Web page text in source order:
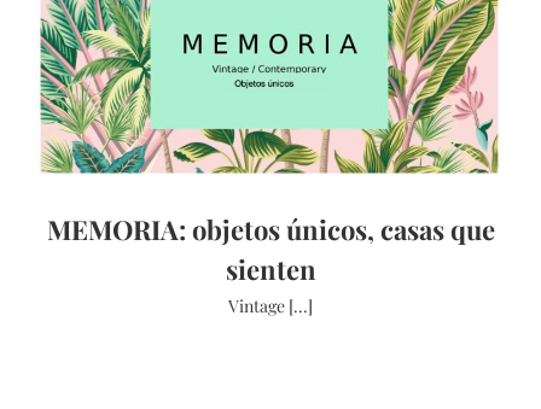
MEMORIA: objetos únicos, casas que
sienten
Vintage [...]